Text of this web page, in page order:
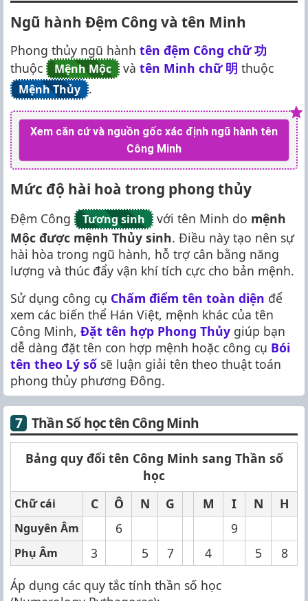
Ngũ hành Đệm Công và tên Minh
Phong thủy ngũ hành tên đệm Công chữ功
thuộc
Mệnh Mộc và tên Minh chữ 明 thuộc
Mệnh Thủy .
Xem căn cứ và nguồn gốc xác định ngũ hành tên
Công Minh
Mức độ hài hoà trong phong thủy
Đệm Công Tương sinh với tên Minh do mệnh
Mộc được mệnh Thủy sinh. Điều này tạo nên sự
hài hòa trong ngũ hành, hỗ trợ cân bằng năng
lượng và thúc đẩy vận khí tích cực cho bản mệnh.
Sử dụng công cụ Chấm điểm tên toàn diện để
xem các biến thể Hán Việt, mệnh khác của tên
Công Minh, Đặt tên hợp Phong Thủy giúp bạn
dễ dàng đặt tên con hợp mệnh hoặc công cụ Bói
tên theo Lý số sẽ luận giải tên theo thuật toán
phong thủy phương Đông.
Thần Số học tên Công Minh
Bảng quy đổi tên Công Minh sang Thần số
học
Chữ cái C Ô N G M I N H
Nguyên Âm 6 9
Phụ Âm 3 5 7 4 5
8
Áp dụng các quy tắc tính thần số học